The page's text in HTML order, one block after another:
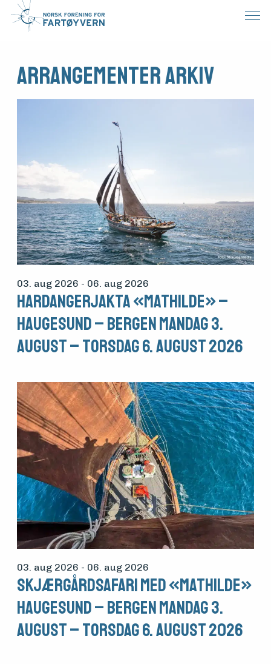
Arrangementer arkiv
03. aug 2026 - 06. aug 2026
Hardangerjakta «Mathilde» –
Haugesund – Bergen mandag 3.
august – torsdag 6. august 2026
03. aug 2026 - 06. aug 2026
Skjærgårdsafari med «Mathilde»
Haugesund – Bergen mandag 3.
august – torsdag 6. august 2026